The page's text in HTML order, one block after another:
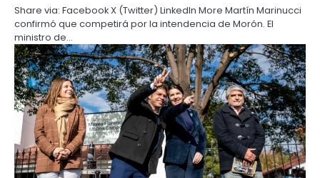
Share via: Facebook X (Twitter) LinkedIn More Martín Marinucci
confirmó que competirá por la intendencia de Morón. El
ministro de…